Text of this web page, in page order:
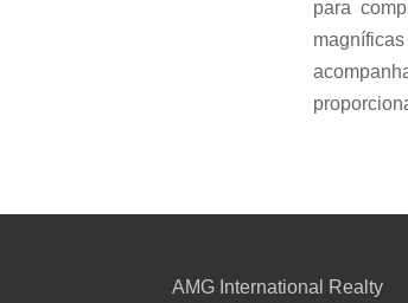
para
AMG International Realty